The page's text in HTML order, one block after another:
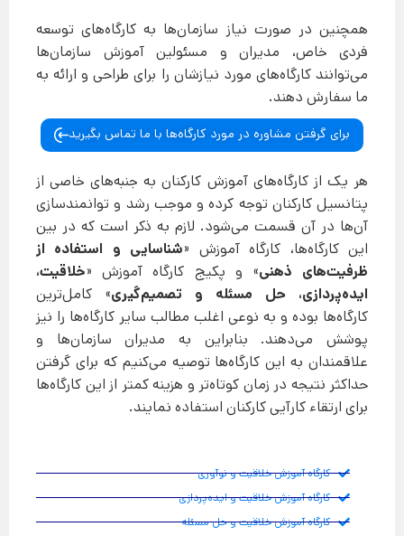
همچنین در صورت نیاز سازمان‌ها به کارگاه‌های توسعه
فردی خاص، مدیران و مسئولین آموزش سازمان‌ها
می‌توانند کارگاه‌های مورد نیازشان را برای طراحی و ارائه به
ما سفارش دهند.
برای گرفتن مشاوره در مورد کارگاه‌ها با ما تماس بگیرید
هر یک از کارگا‌ه‌های آموزش کارکنان به جنبه‌های خاصی از
پتانسیل کارکنان توجه کرده و موجب رشد و توانمندسازی
آن‌ها در آن قسمت می‌شود. لازم به ذکر است که در بین
این کارگاه‌ها، کارگاه آموزش «شناسایی و استفاده از
ظرفیت‌های ذهنی» و پکیج کارگاه آموزش «خلاقیت،
ایده‌پردازی، حل مسئله و تصمیم‌گیری» کامل‌ترین
کارگاه‌ها بوده و به نوعی اغلب مطالب سایر کارگاه‌ها را نیز
پوشش می‌دهند. بنابراین به مدیران سازمان‌ها و
علاقمندان به این کارگاه‌ها توصیه می‌کنیم که برای گرفتن
حداکثر نتیجه در زمان کوتاه‌تر و هزینه کمتر از این کارگاه‌ها
برای ارتقاء کارآیی کارکنان استفاده نمایند.
کارگاه آموزش خلاقیت و نوآوری
کارگاه آموزش خلاقیت و ایده‌پردازی
کارگاه آموزش خلاقیت و حل مسئله